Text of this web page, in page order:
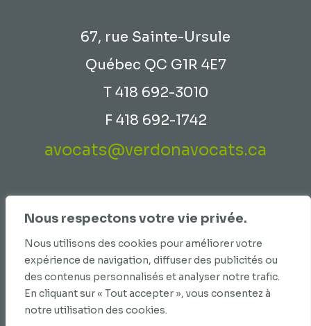
Nous respectons votre vie privée.
Nous utilisons des cookies pour améliorer votre
expérience de navigation, diffuser des publicités ou
des contenus personnalisés et analyser notre trafic.
En cliquant sur « Tout accepter », vous consentez à
notre utilisation des cookies.
67, rue Sainte-Ursule
Québec QC G1R 4E7
T 418 692-3010
F 418 692-1742
avocats@verdonavocats.ca
Services
Équipe
Histoire
Loi 25 et Politique de confidentialité